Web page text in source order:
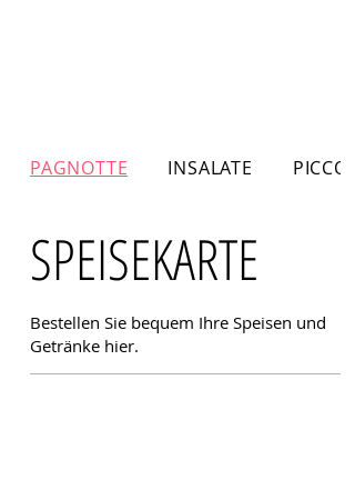
SPEISEKARTE
Bestellen Sie bequem Ihre Speisen und
Getränke hier.
PAGNOTTE INSALATE